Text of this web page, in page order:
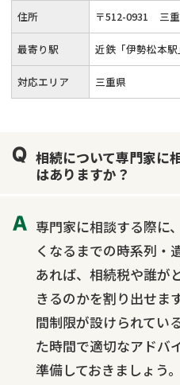
住所 〒512-0931 三
最寄り駅 近鉄「伊勢松本駅
対応エリア 三重県
相続について専門家に
はありますか？
専門家に相談する際に
くなるまでの時系列・
あれば、相続税や誰が
きるのかを割り出せま
間制限が設けられてい
た時間で適切なアドバ
準備しておきましょう。